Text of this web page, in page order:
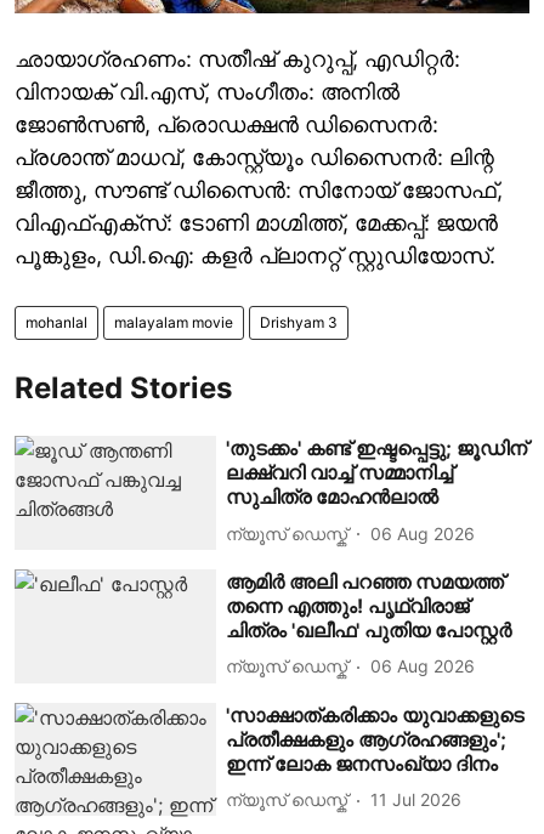
ഛായാഗ്രഹണം: സതീഷ് കുറുപ്പ്, എഡിറ്റർ:
വിനായക് വി.എസ്, സംഗീതം: അനിൽ
ജോൺസൺ, പ്രൊഡക്ഷൻ ഡിസൈനർ:
പ്രശാന്ത് മാധവ്, കോസ്റ്റ്യൂം ഡിസൈനർ: ലിന്റ
ജീത്തു, സൗണ്ട് ഡിസൈൻ: സിനോയ് ജോസഫ്,
വിഎഫ്എക്സ്: ടോണി മാഗ്മിത്ത്, മേക്കപ്പ്: ജയൻ
പൂങ്കുളം, ഡി.ഐ: കളർ പ്ലാനറ്റ് സ്റ്റുഡിയോസ്.
mohanlal malayalam movie Drishyam 3
Related Stories
'തുടക്കം' കണ്ട് ഇഷ്ടപ്പെട്ടു; ജൂഡിന്
ലക്ഷ്വറി വാച്ച് സമ്മാനിച്ച്
സുചിത്ര മോഹൻലാൽ
ന്യൂസ് ഡെസ്ക് 06 Aug 2026
ആമിർ അലി പറഞ്ഞ സമയത്ത്
തന്നെ എത്തും! പൃഥ്വിരാജ്
ചിത്രം 'ഖലീഫ' പുതിയ പോസ്റ്റർ
ന്യൂസ് ഡെസ്ക് 06 Aug 2026
'സാക്ഷാത്കരിക്കാം യുവാക്കളുടെ
പ്രതീക്ഷകളും ആഗ്രഹങ്ങളും';
ഇന്ന് ലോക ജനസംഖ്യാ ദിനം
ന്യൂസ് ഡെസ്ക് 11 Jul 2026